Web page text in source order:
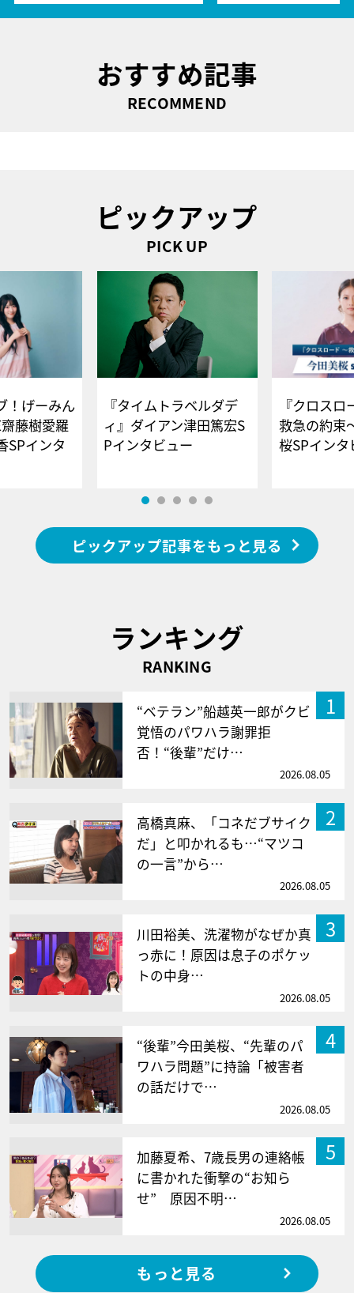
おすすめ記事
RECOMMEND
ピックアップ
PICK UP
！げーみん
藤樹愛羅
SPインタ
『タイムトラベルダデ
ィ』ダイアン津田篤宏S
Pインタビュー
『クロス
救急の約束
桜SPイ
ピックアップ記事をもっと見る
ランキング
RANKING
1
“ベテラン”船越英一郎がクビ
覚悟のパワハラ謝罪拒
否！“後輩”だけ…
2026.08.05
2
高橋真麻、「コネだブサイク
だ」と叩かれるも…“マツコ
の一言”から…
2026.08.05
3
川田裕美、洗濯物がなぜか真
っ赤に！原因は息子のポケッ
トの中身…
2026.08.05
4
“後輩”今田美桜、“先輩のパ
ワハラ問題”に持論「被害者
の話だけで…
2026.08.05
5
加藤夏希、7歳長男の連絡帳
に書かれた衝撃の“お知ら
せ” 原因不明…
2026.08.05
もっと見る